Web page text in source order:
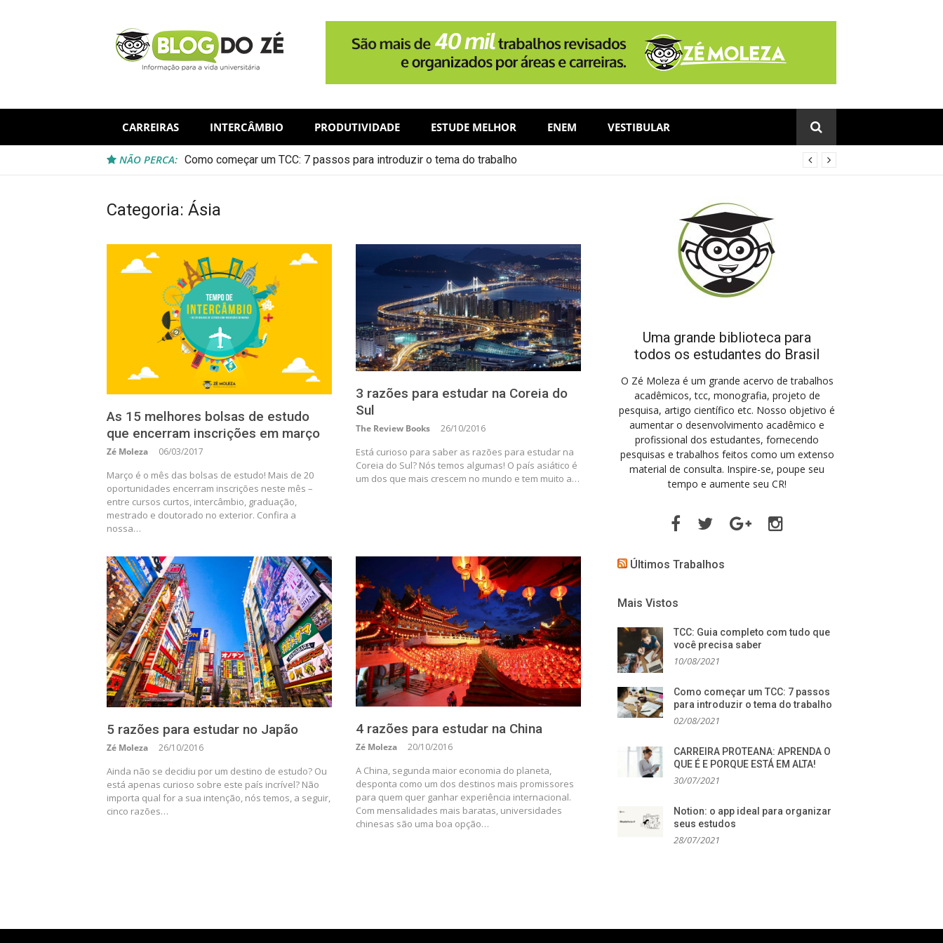
CARREIRAS INTERCÂMBIO PRODUTIVIDADE ESTUDE MELHOR ENEM VESTIBULAR
NÃO PERCA: Como começar um TCC: 7 passos para introduzir o tema do trabalho
Categoria: Ásia
As 15 melhores bolsas de estudo
que encerram inscrições em março
Zé Moleza 06/03/2017
Março é o mês das bolsas de estudo! Mais de 20
oportunidades encerram inscrições neste mês –
entre cursos curtos, intercâmbio, graduação,
mestrado e doutorado no exterior. Confira a
nossa…
3 razões para estudar na Coreia do
Sul
The Review Books 26/10/2016
Está curioso para saber as razões para estudar na
Coreia do Sul? Nós temos algumas! O país asiático é
um dos que mais crescem no mundo e tem muito a…
5 razões para estudar no Japão
Zé Moleza 26/10/2016
Ainda não se decidiu por um destino de estudo? Ou
está apenas curioso sobre este país incrível? Não
importa qual for a sua intenção, nós temos, a seguir,
cinco razões…
4 razões para estudar na China
Zé Moleza 20/10/2016
A China, segunda maior economia do planeta,
desponta como um dos destinos mais promissores
para quem quer ganhar experiência internacional.
Com mensalidades mais baratas, universidades
chinesas são uma boa opção…
Uma grande biblioteca para
todos os estudantes do Brasil
O Zé Moleza é um grande acervo de trabalhos
acadêmicos, tcc, monografia, projeto de
pesquisa, artigo científico etc. Nosso objetivo é
aumentar o desenvolvimento acadêmico e
profissional dos estudantes, fornecendo
pesquisas e trabalhos feitos como um extenso
material de consulta. Inspire-se, poupe seu
tempo e aumente seu CR!
FacebookTwitter Google
Plus
Instagram
Últimos Trabalhos
Mais Vistos
TCC: Guia completo com tudo que
você precisa saber
10/08/2021
Como começar um TCC: 7 passos
para introduzir o tema do trabalho
02/08/2021
CARREIRA PROTEANA: APRENDA O
QUE É E PORQUE ESTÁ EM ALTA!
30/07/2021
Notion: o app ideal para organizar
seus estudos
28/07/2021